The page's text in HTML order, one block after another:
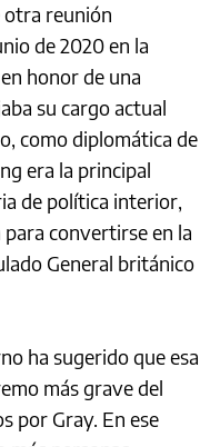
otra reunión
de 2020 en la
honor de una
su cargo actual
como diplomática de
era la principal
de política interior,
convertirse en la
General británico
ha sugerido que esa
más grave del
por Gray. En ese